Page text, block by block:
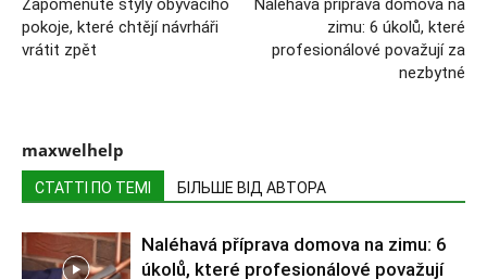
Zapomenuté styly obývacího
pokoje, které chtějí návrháři
vrátit zpět
Naléhavá příprava domova na
zimu: 6 úkolů, které
profesionálové považují za
nezbytné
maxwelhelp
СТАТТІ ПО ТЕМІ БІЛЬШЕ ВІД АВТОРА
Naléhavá příprava domova na zimu: 6
úkolů, které profesionálové považují